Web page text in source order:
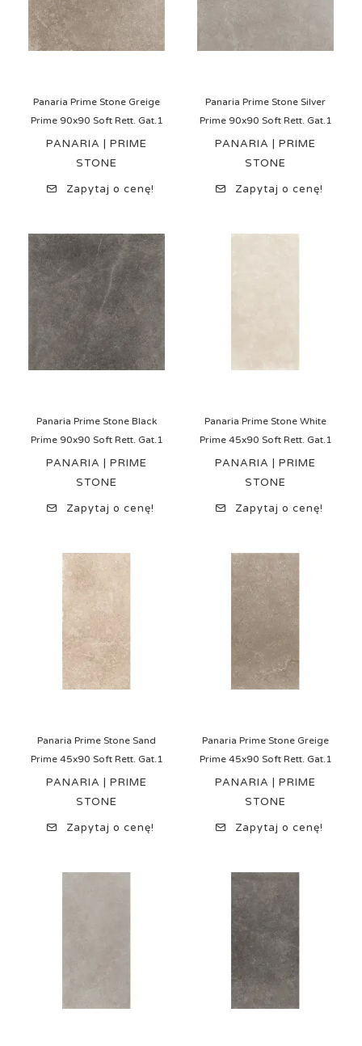
Panaria Prime Stone Greige
Prime 90x90 Soft Rett. Gat.1
PANARIA | PRIME
STONE
Zapytaj o cenę!
Panaria Prime Stone Silver
Prime 90x90 Soft Rett. Gat.1
PANARIA | PRIME
STONE
Zapytaj o cenę!
Panaria Prime Stone Black
Prime 90x90 Soft Rett. Gat.1
PANARIA | PRIME
STONE
Zapytaj o cenę!
Panaria Prime Stone White
Prime 45x90 Soft Rett. Gat.1
PANARIA | PRIME
STONE
Zapytaj o cenę!
Panaria Prime Stone Sand
Prime 45x90 Soft Rett. Gat.1
PANARIA | PRIME
STONE
Zapytaj o cenę!
Panaria Prime Stone Greige
Prime 45x90 Soft Rett. Gat.1
PANARIA | PRIME
STONE
Zapytaj o cenę!